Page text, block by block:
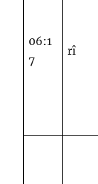
06:1
7
rî